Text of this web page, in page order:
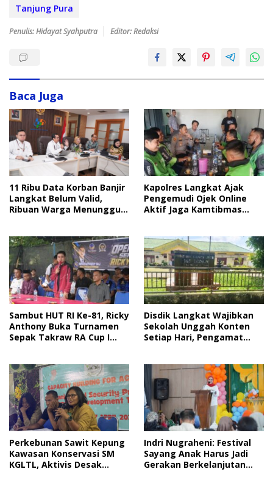
Tanjung Pura
Penulis: Hidayat Syahputra Editor: Redaksi
Baca Juga
11 Ribu Data Korban Banjir
Langkat Belum Valid,
Ribuan Warga Menunggu
Kapolres Langkat Ajak
Pengemudi Ojek Online
Aktif Jaga Kamtibmas
Sambut HUT RI Ke-81, Ricky
Anthony Buka Turnamen
Sepak Takraw RA Cup I
Disdik Langkat Wajibkan
Sekolah Unggah Konten
Setiap Hari, Pengamat
Perkebunan Sawit Kepung
Kawasan Konservasi SM
KGLTL, Aktivis Desak
Indri Nugraheni: Festival
Sayang Anak Harus Jadi
Gerakan Berkelanjutan